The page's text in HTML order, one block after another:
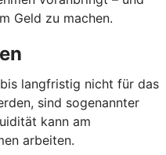
Geld zu machen.
langfristig nicht für das
sind sogenannter
kann am
arbeiten.